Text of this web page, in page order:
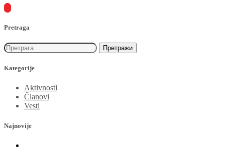
Pretraga
Претрага
за:
Kategorije
Aktivnosti
Članovi
Vesti
Najnovije